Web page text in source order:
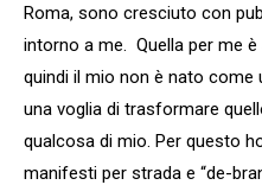
Roma, sono cresciuto con
intorno a me. Quella per me
quindi il mio non è nato
una voglia di trasformare
qualcosa di mio. Per questo
manifesti per strada e “de-